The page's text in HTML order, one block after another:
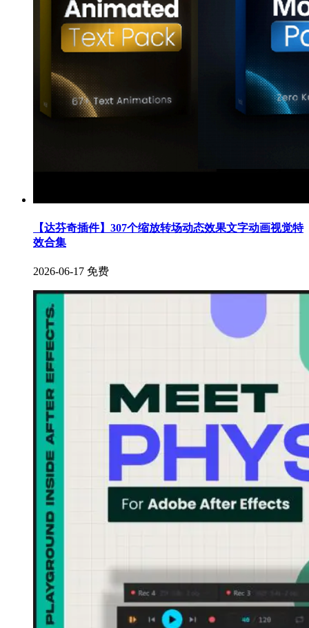
【达芬奇插件】307个缩放转场动态效果文字动画视觉特
效合集
2026-06-17 免费